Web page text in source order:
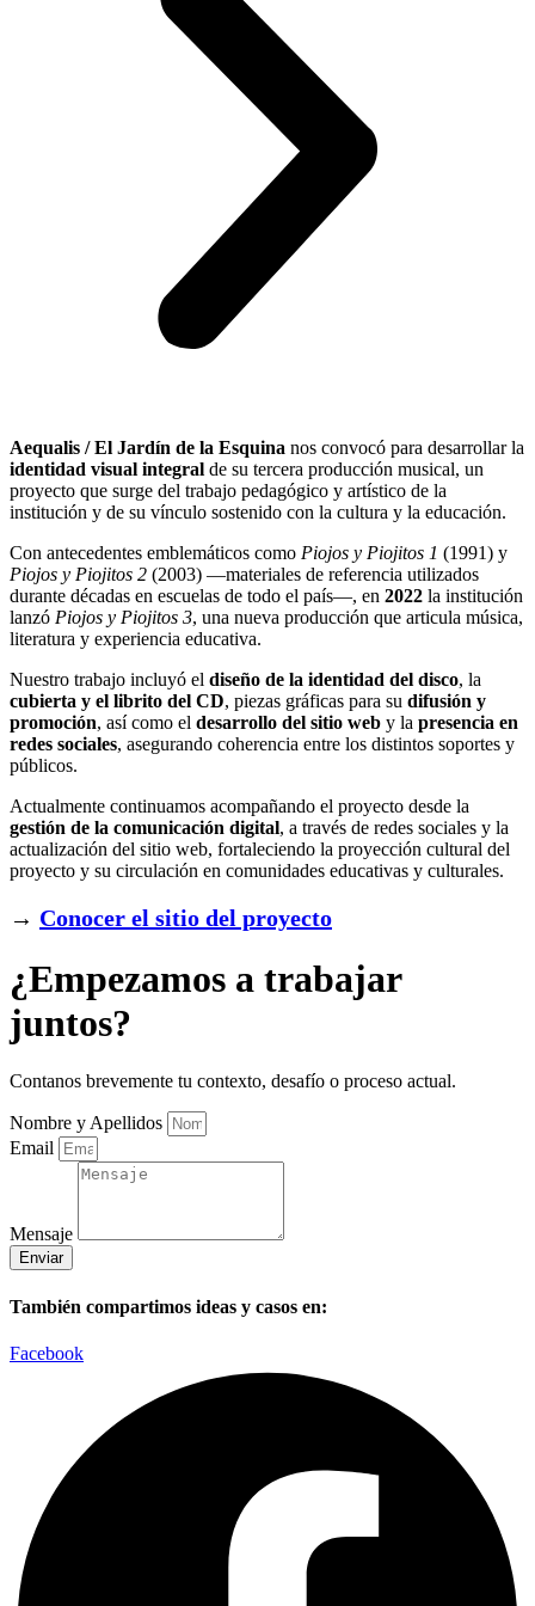
Aequalis / El Jardín de la Esquina nos convocó para desarrollar la
identidad visual integral de su tercera producción musical, un
proyecto que surge del trabajo pedagógico y artístico de la
institución y de su vínculo sostenido con la cultura y la educación.
Con antecedentes emblemáticos como Piojos y Piojitos 1 (1991) y
Piojos y Piojitos 2 (2003) —materiales de referencia utilizados
durante décadas en escuelas de todo el país—, en 2022 la institución
lanzó Piojos y Piojitos 3, una nueva producción que articula música,
literatura y experiencia educativa.
Nuestro trabajo incluyó el diseño de la identidad del disco, la
cubierta y el librito del CD, piezas gráficas para su difusión y
promoción, así como el desarrollo del sitio web y la presencia en
redes sociales, asegurando coherencia entre los distintos soportes y
públicos.
Actualmente continuamos acompañando el proyecto desde la
gestión de la comunicación digital, a través de redes sociales y la
actualización del sitio web, fortaleciendo la proyección cultural del
proyecto y su circulación en comunidades educativas y culturales.
→ Conocer el sitio del proyecto
¿Empezamos a trabajar
juntos?
Contanos brevemente tu contexto, desafío o proceso actual.
Nombre y Apellidos
Email
Mensaje
Enviar
También compartimos ideas y casos en:
Facebook